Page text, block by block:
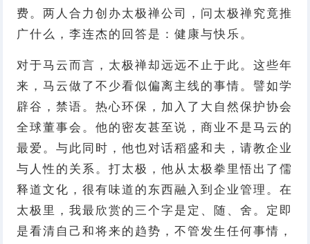
费。两人合力创办太极禅公司，问太极禅究竟推
广什么，李连杰的回答是：健康与快乐。
对于马云而言，太极禅却远远不止于此。这些年
来，马云做了不少看似偏离主线的事情。譬如学
辟谷，禁语。热心环保，加入了大自然保护协会
全球董事会。他的密友甚至说，商业不是马云的
最爱。与此同时，他也对话稻盛和夫，请教企业
与人性的关系。打太极，他从太极拳里悟出了儒
释道文化，很有味道的东西融入到企业管理。在
太极里，我最欣赏的三个字是定、随、舍。定即
是看清自己和将来的趋势，不管发生任何事情，